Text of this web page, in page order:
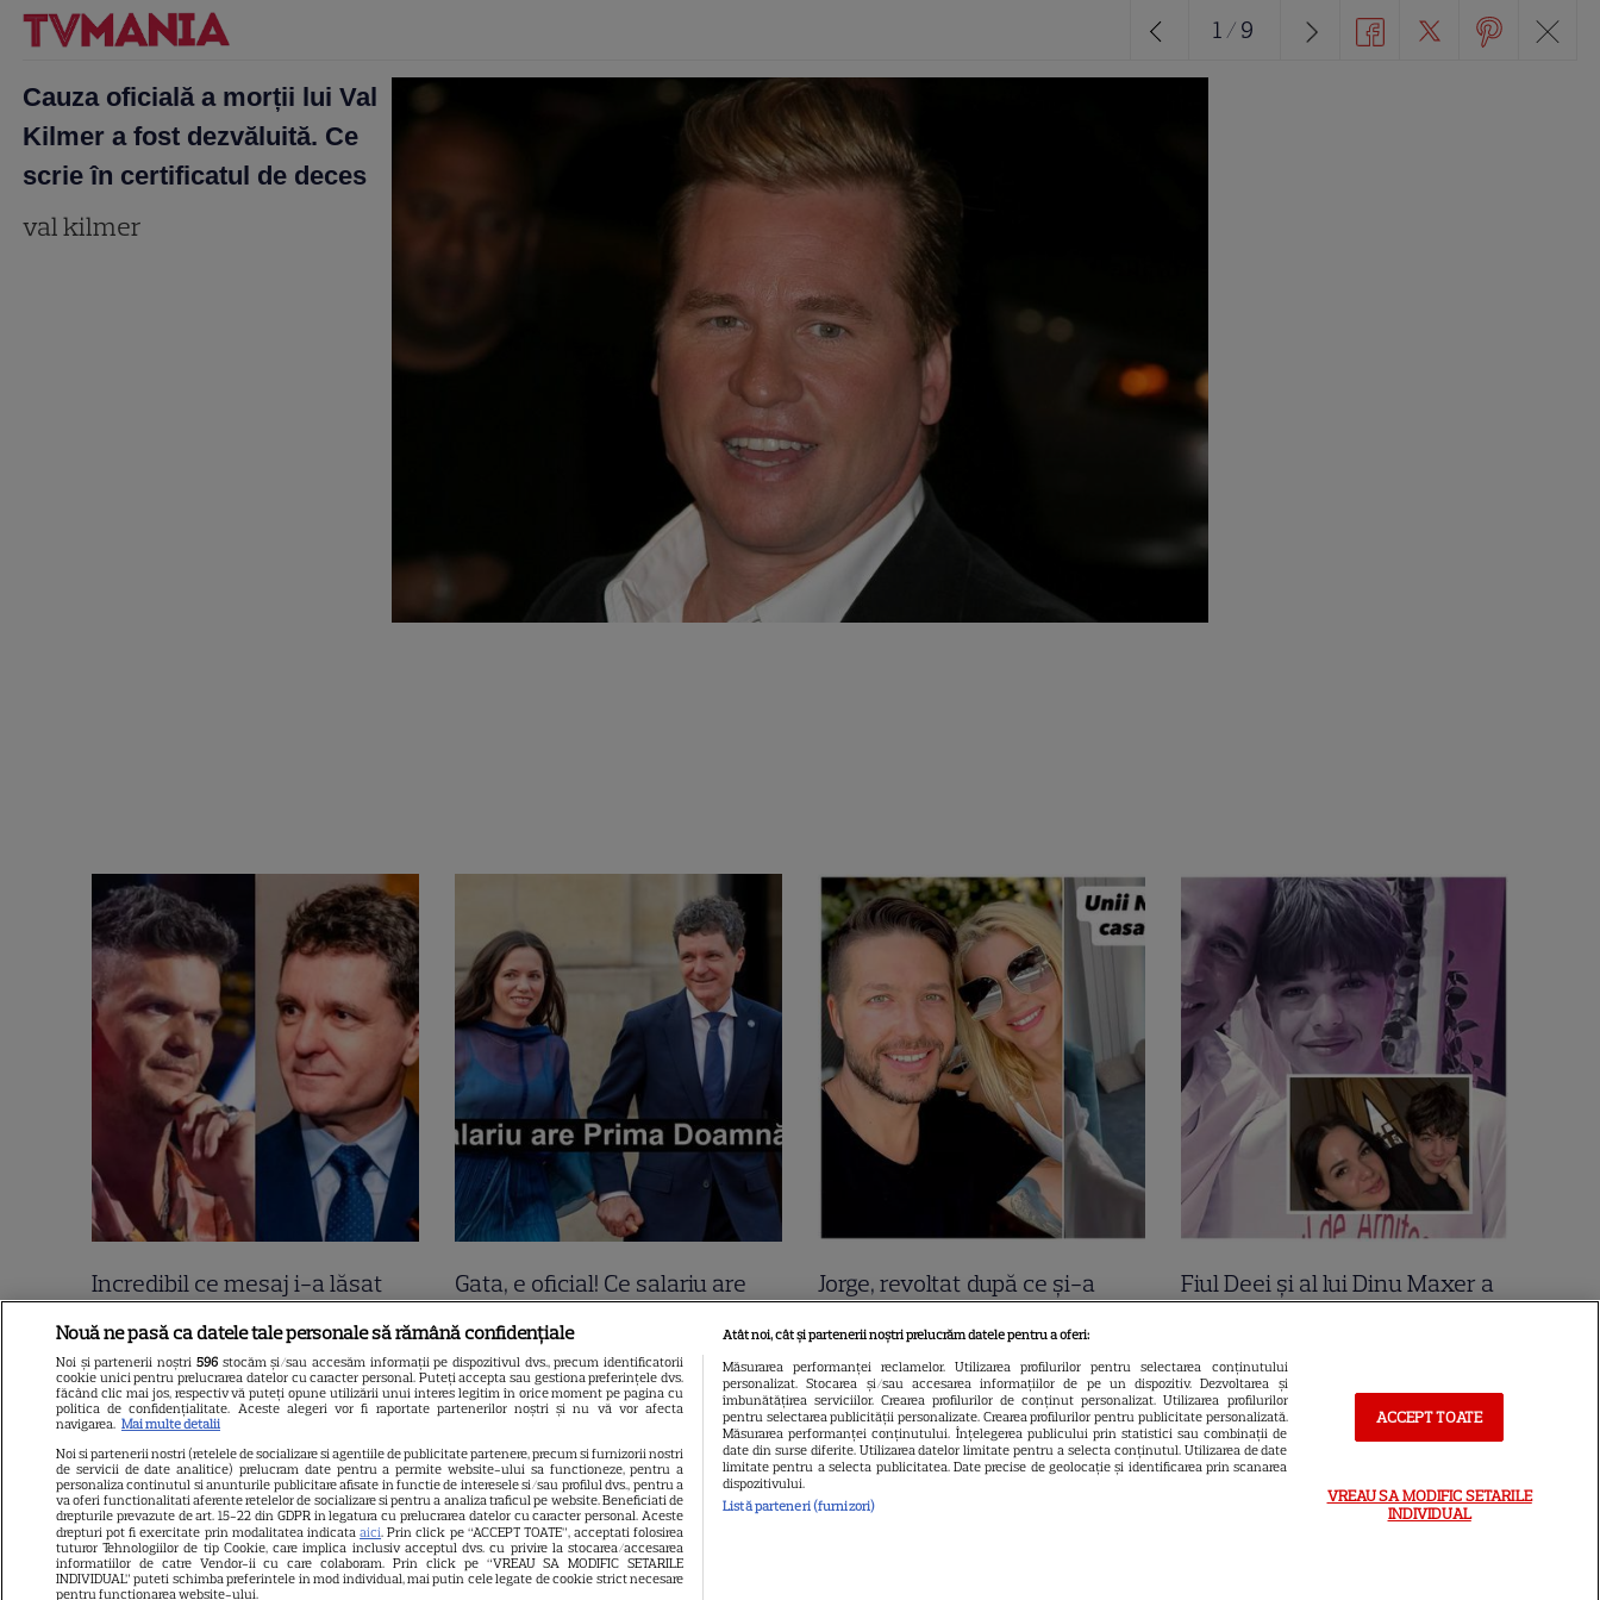
Cauza oficială a morții lui Val
Kilmer a fost dezvăluită. Ce
scrie în certificatul de deces
val kilmer
1/ 9
Incredibil ce mesaj i-a lăsat
Tudor Chirilă lui Nicușor Dan,
direct pe Facebook! 2400 de
oameni i-au dat like lui Tudor!
“Sunt curios cine vă…”.
Continuarea e șah mat
Gata, e oficial! Ce salariu are
Mirabela Grădinaru, dar asta
nu e tot! Surpriza uriașă din
declarația de avere! Da, scrie
negru pe alb! O cheamă…
Jorge, revoltat după ce și-a
devastat. Ce au lăsat în urmă
turiștii este strigător la Cer
Fiul Deei și al lui Dinu Maxer a
din București. Andreas, admis
fără meditații, cu note maxime
Nouă ne pasă ca datele tale personale să rămână confidențiale
Noi și partenerii noștri 596stocăm și/sau accesăm informații pe dispozitivul dvs., precum identificatorii
cookie unici pentru prelucrarea datelor cu caracter personal. Puteți accepta sau gestiona preferințele dvs.
făcând clic mai jos, respectiv vă puteți opune utilizării unui interes legitim în orice moment pe pagina cu
politica de confidențialitate. Aceste alegeri vor fi raportate partenerilor noștri și nu vă vor afecta
navigarea. Mai multe detalii
Noi si partenerii nostri (retelele de socializare si agentiile de publicitate partenere, precum si furnizorii nostri
de servicii de date analitice) prelucram date pentru a permite website-ului sa functioneze, pentru a
personaliza continutul si anunturile publicitare afisate in functie de interesele si/sau profilul dvs., pentru a
va oferi functionalitati aferente retelelor de socializare si pentru a analiza traficul pe website. Beneficiati de
drepturile prevazute de art. 15-22 din GDPR in legatura cu prelucrarea datelor cu caracter personal. Aceste
drepturi pot fi exercitate prin modalitatea indicataaici. Prin click pe “ACCEPT TOATE”, acceptati folosirea
tuturor Tehnologiilor de tip Cookie, care implica inclusiv acceptul dvs. cu privire la stocarea/accesarea
informatiilor de catre Vendor-ii cu care colaboram. Prin click pe “VREAU SA MODIFIC SETARILE
INDIVIDUAL” puteti schimba preferintele in mod individual, mai putin cele legate de cookie strict necesare
pentru functionarea website-ului.
Atât noi, cât și partenerii noștri prelucrăm datele pentru a oferi:
Măsurarea performanței reclamelor. Utilizarea profilurilor pentru selectarea conținutului
personalizat. Stocarea și/sau accesarea informațiilor de pe un dispozitiv. Dezvoltarea și
îmbunătățirea serviciilor. Crearea profilurilor de conținut personalizat. Utilizarea profilurilor
pentru selectarea publicității personalizate. Crearea profilurilor pentru publicitate personalizată.
Măsurarea performanței conținutului. Înțelegerea publicului prin statistici sau combinații de
date din surse diferite. Utilizarea datelor limitate pentru a selecta conținutul. Utilizarea de date
limitate pentru a selecta publicitatea. Date precise de geolocație și identificarea prin scanarea
dispozitivului.
Listă parteneri (furnizori)
ACCEPT TOATE
VREAU SA MODIFIC SETARILE
INDIVIDUAL